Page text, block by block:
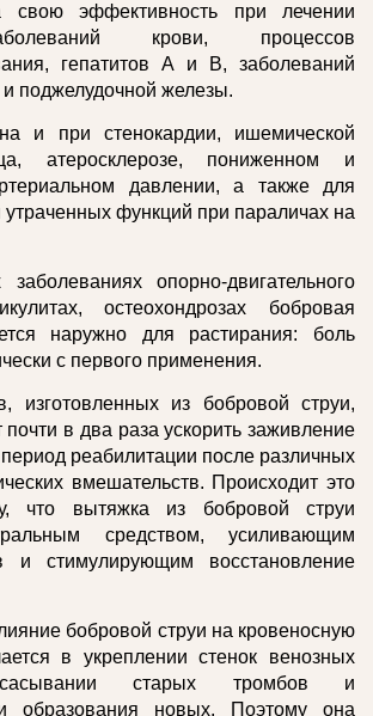
свою эффективность при лечении
крови, процессов
гепатитов А и В, заболеваний
и поджелудочной железы.
и при стенокардии, ишемической
атеросклерозе, пониженном и
давлении, а также для
утраченных функций при параличах на
опорно-двигательного
остеохондрозах бобровая
наружно для растирания: боль
с первого применения.
изготовленных из бобровой струи,
почти в два раза ускорить заживление
период реабилитации после различных
вмешательств. Происходит это
что вытяжка из бобровой струи
средством, усиливающим
и стимулирующим восстановление
бобровой струи на кровеносную
в укреплении стенок венозных
старых тромбов и
образования новых. Поэтому она